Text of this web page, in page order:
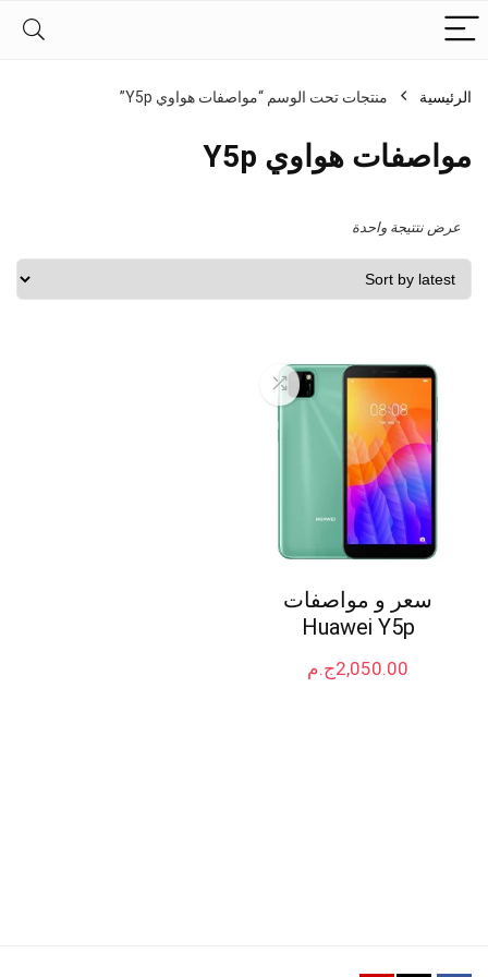
الرئيسية منتجات تحت الوسم “مواصفات هواوي Y5p”
مواصفات هواوي Y5p
عرض نتتيجة واحدة
سعر و مواصفات
Huawei Y5p
ج.م2,050.00